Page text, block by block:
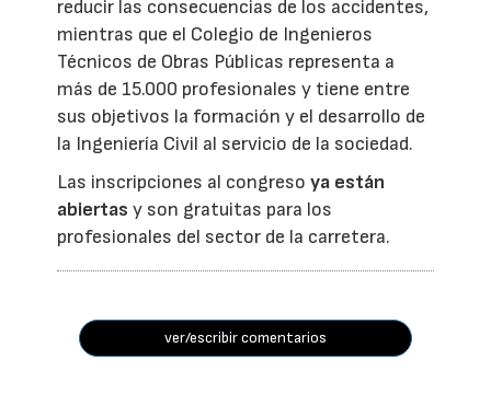
reducir las consecuencias de los accidentes,
mientras que el Colegio de Ingenieros
Técnicos de Obras Públicas representa a
más de 15.000 profesionales y tiene entre
sus objetivos la formación y el desarrollo de
la Ingeniería Civil al servicio de la sociedad.
Las inscripciones al congresoya están
abiertas y son gratuitas para los
profesionales del sector de la carretera.
ver/escribir comentarios